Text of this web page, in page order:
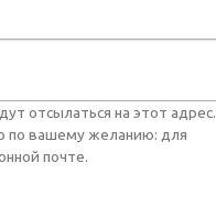
отсылаться на этот адрес.
по вашему желанию: для
почте.